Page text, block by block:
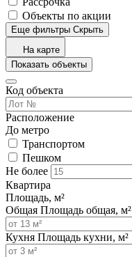
Объекты по акции
Еще фильтры Скрыть
На карте
Показать объекты
Код объекта
Расположение
До метро
Транспортом
Пешком
Не более
Квартира
Площадь, м²
Общая Площадь общая, м²
Кухня Площадь кухни, м²